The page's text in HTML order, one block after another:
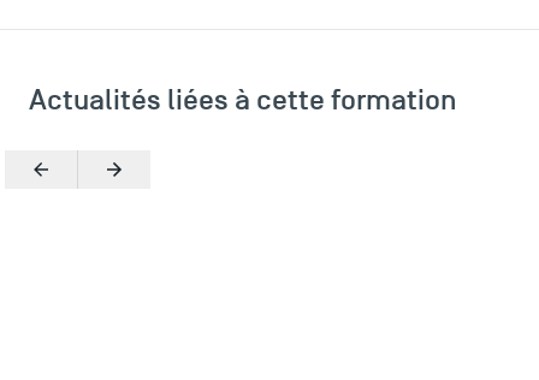
Actualités liées à cette formation
PrécédentSuivant